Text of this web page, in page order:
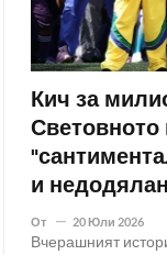
Кич за
и
От 20 Юли 2026
Вчерашният